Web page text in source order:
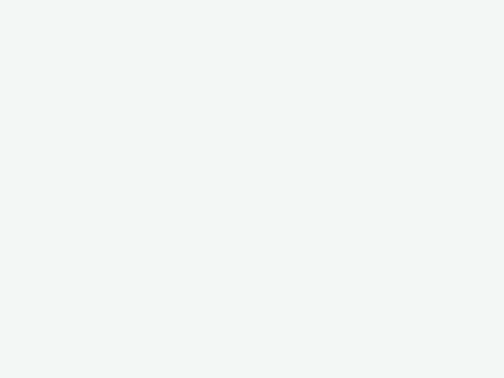
Entstehen der Erkrankung in Verbindung stehen.
Ursachen-Gene, wie